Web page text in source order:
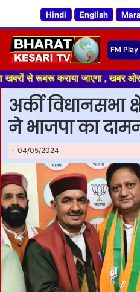
Hindi English
कराया जाएगा , खबर ओर
अर्की विधानसभा
ने भाजपा का
04/05/2024